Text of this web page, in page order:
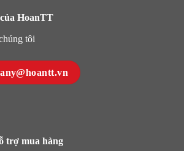
HoanTT
tôi
trợ mua hàng